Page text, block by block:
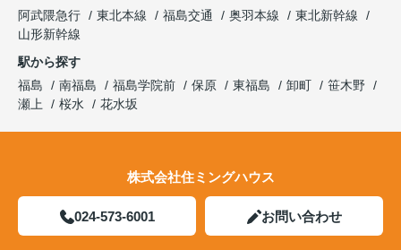
阿武隈急行
東北本線 福島交通 奥羽本線
東北新幹線
山形新幹線
駅から探す
福島
南福島 福島学院前 保原 東福島 卸町
笹木野
瀬上
桜水 花水坂
株式会社住ミングハウス
024-573-6001 お問い合わせ